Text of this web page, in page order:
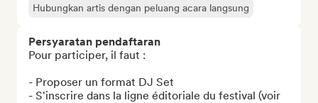
Hubungkan artis dengan peluang acara langsung
Persyaratan pendaftaran
Pour participer, il faut :
- Proposer un format DJ Set
- S'inscrire dans la ligne éditoriale du festival (voir